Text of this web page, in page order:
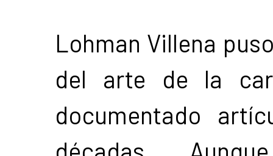
Lohman Villena
del arte de la
documentado